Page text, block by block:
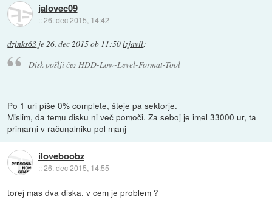
jalovec09
::26. dec 2015, 14:42
dzinks63 je26. dec 2015 ob 11:50izjavil:
Disk pošlji čez HDD-Low-Level-Format-Tool
Po 1 uri piše 0% complete, šteje pa sektorje.
Mislim, da temu disku ni več pomoči. Za seboj je imel 33000 ur, ta
primarni v računalniku pol manj
iloveboobz
::26. dec 2015, 14:55
torej mas dva diska. v cem je problem ?